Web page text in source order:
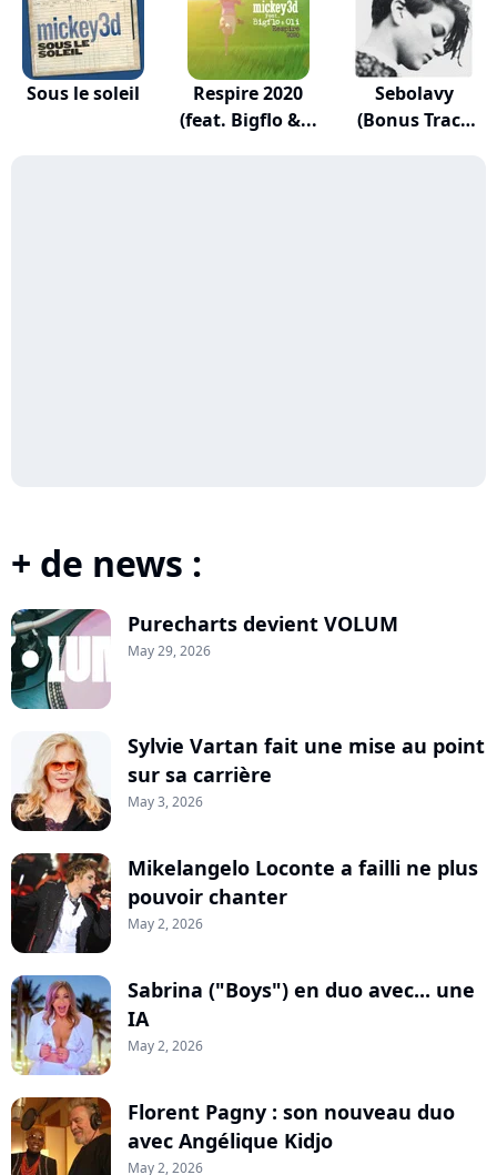
Sous le soleil
Respire 2020
(feat. Bigflo &...
Sebolavy
(Bonus Track
+ de news :
Purecharts devient VOLUM
May 29, 2026
Sylvie Vartan fait une mise au point
sur sa carrière
May 3, 2026
Mikelangelo Loconte a failli ne plus
pouvoir chanter
May 2, 2026
Sabrina ("Boys") en duo avec... une
IA
May 2, 2026
Florent Pagny : son nouveau duo
avec Angélique Kidjo
May 2, 2026